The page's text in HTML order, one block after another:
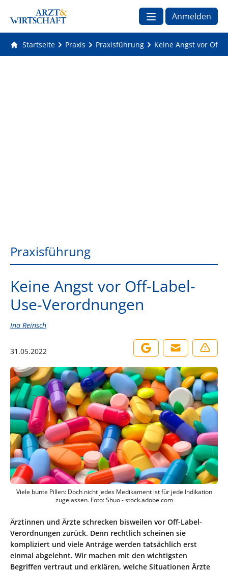
Anmelden
Startseite Praxis Praxisführung Keine Angst vor Off-
Praxisführung
Keine Angst vor Off-Label-
Use-Verordnungen
Ina Reinsch
31.05.2022
Viele bunte Pillen: Doch nicht jedes Medikament ist für jede Indikation
zugelassen. Foto: Shuo - stock.adobe.com
Ärztinnen und Ärzte schrecken bisweilen vor Off-Label-
Verordnungen zurück. Denn rechtlich scheinen sie
kompliziert und viele Anträge werden tatsächlich erst
einmal abgelehnt. Wir machen mit den wichtigsten
Begriffen vertraut und erklären, welche Situationen Ärzte